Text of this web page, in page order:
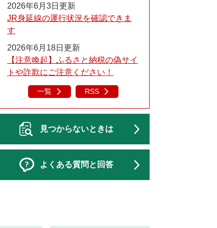
2026年6月3日更新
JR身延線の運行状況を確認できま
す
2026年6月18日更新
【注意喚起】ふるさと納税の偽サイ
トや詐欺にご注意ください！
一覧 RSS
見つからないときは
よくある質問と回答